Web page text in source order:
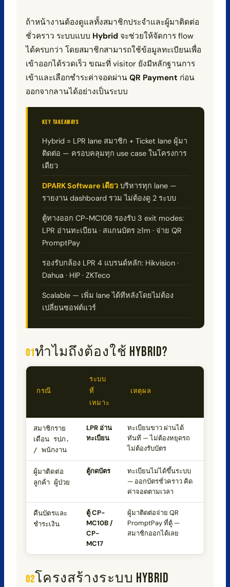
ถ้าหน้างานต้องดูแลทั้งสมาชิกประจำและผู้มาติดต่อ
ชั่วคราว ระบบแบบ Hybridจะช่วยให้จัดการ flow
ได้ครบกว่า โดยสมาชิกสามารถใช้ข้อมูลทะเบียนเพื่อ
เข้าออกได้รวดเร็ว ขณะที่ visitor ยังมีหลักฐานการ
เข้าและเลือกชำระค่าจอดผ่าน QR Payment ก่อน
ออกจากลานได้อย่างเป็นระบบ
KEY TAKEAWAYS
Hybrid = LPR lane สมาชิก + Ticket lane ผู้มา
ติดต่อ — ครอบคลุมทุก use case ในโครงการ
เดียว
DPARK Software เดียวบริหารทุก lane —
รายงาน dashboard รวม ไม่ต้องดู 2 ระบบ
ตู้ทางออก CP-MC10B รองรับ 3 exit modes:
LPR อ่านทะเบียน · สแกนบัตร ≥1m · จ่าย QR
PromptPay
รองรับกล้อง LPR 4 แบรนด์หลัก: Hikvision ·
Dahua · HIP · ZKTeco
Scalable — เพิ่ม lane ได้ทีหลังโดยไม่ต้อง
เปลี่ยนซอฟต์แวร์
ทำไมถึงต้องใช้ HYBRID?
กรณี
ระบบ
ที่
เหมาะ
เหตุผล
สมาชิกราย
เดือน รปภ.
/ พนักงาน
LPR อ่าน
ทะเบียน
ทะเบียนขาว ผ่านได้
ทันที — ไม่ต้องหยุดรถ
ไม่ต้องรับบัตร
ผู้มาติดต่อ
ลูกค้า ผู้ป่วย
ตู้กดบัตร
ทะเบียนไม่ได้ขึ้นระบบ
— ออกบัตรชั่วคราว คิด
ค่าจอดตามเวลา
คืนบัตรและ
ชำระเงิน
ตู้ CP-
MC10B /
CP-
MC17
ผู้มาติดต่อจ่าย QR
PromptPay ที่ตู้ —
สมาชิกออกได้เลย
โครงสร้างระบบ HYBRID